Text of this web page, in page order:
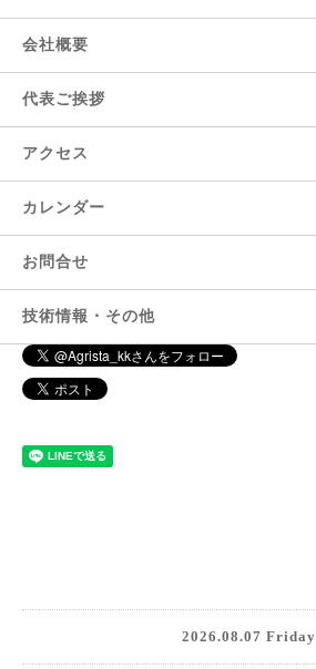
会社概要
代表ご挨拶
アクセス
カレンダー
お問合せ
技術情報・その他
2026.08.07 Friday